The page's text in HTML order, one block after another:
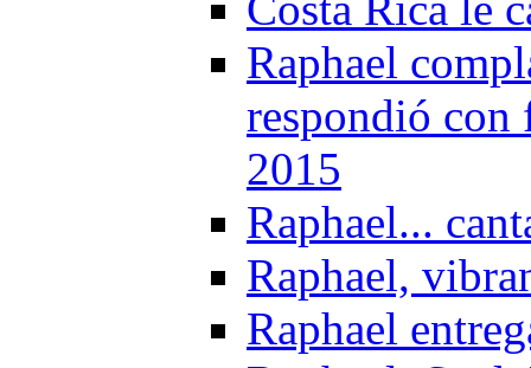
Raphael
respondió con
2015
Raphael...
Raphael,
Raphael